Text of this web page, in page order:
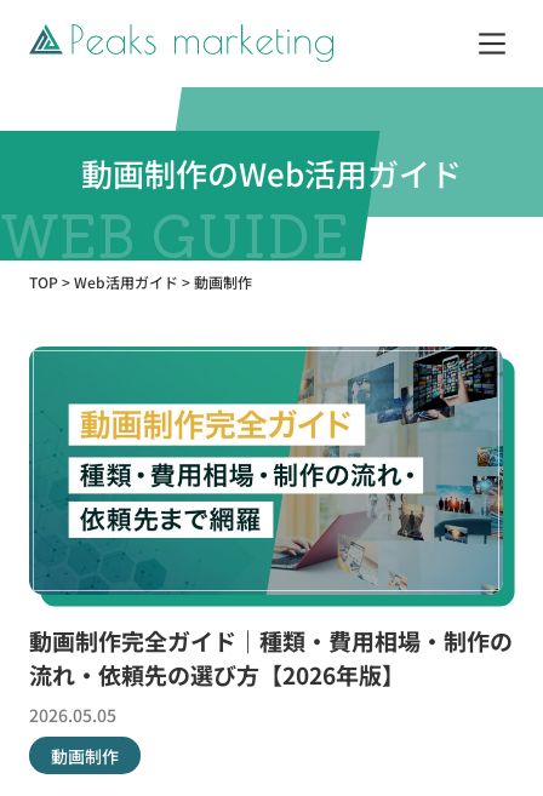
サービス
制作実績
Web活用ガイド
お役立ち資料
無料お見積もり お問い合わせ
動画制作のWeb活用ガイド
TOP>Web活用ガイド >動画制作
動画制作完全ガイド｜種類・費用相場・制作の
流れ・依頼先の選び方【2026年版】
2026.05.05
動画制作